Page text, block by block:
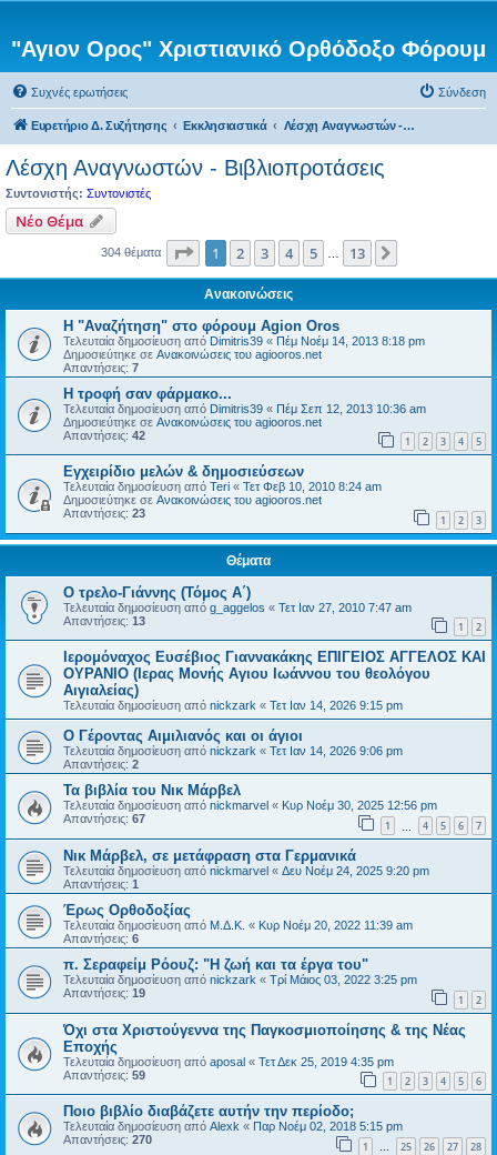
"Αγιον Ορος" Χριστιανικό Ορθόδοξο Φόρουμ
Συχνές ερωτήσεις Σύνδεση
Ευρετήριο Δ. Συζήτησης Εκκλησιαστικά Λέσχη Αναγνωστών - Βιβλιοπροτάσεις
Λέσχη Αναγνωστών - Βιβλιοπροτάσεις
Συντονιστής: Συντονιστές
Νέο Θέμα
304 θέματα Σελίδα από13
1 2 3 4 5 13
Ανακοινώσεις
Η "Αναζήτηση" στο φόρουμ Agion Oros
Τελευταία δημοσίευση από Dimitris39 « Πέμ Νοέμ 14, 2013 8:18 pm
Δημοσιεύτηκε σε Ανακοινώσεις του agiooros.net
Απαντήσεις: 7
H τροφή σαν φάρμακο...
Τελευταία δημοσίευση από Dimitris39 « Πέμ Σεπ 12, 2013 10:36 am
Δημοσιεύτηκε σε Ανακοινώσεις του agiooros.net
Απαντήσεις: 42 1 2 3 4 5
Εγχειρίδιο μελών & δημοσιεύσεων
Τελευταία δημοσίευση από Teri « Τετ Φεβ 10, 2010 8:24 am
Δημοσιεύτηκε σε Ανακοινώσεις του agiooros.net
Απαντήσεις: 23 1 2 3
Θέματα
Ο τρελο-Γιάννης (Τόμος Α΄)
Τελευταία δημοσίευση από g_aggelos « Τετ Ιαν 27, 2010 7:47 am
Απαντήσεις: 13 1 2
Ιερομόναχος Ευσέβιος Γιαννακάκης ΕΠΙΓΕΙΟΣ ΑΓΓΕΛΟΣ ΚΑΙ
ΟΥΡΑΝΙΟ (Ιερας Μονής Αγιου Ιωάννου του θεολόγου
Αιγιαλείας)
Τελευταία δημοσίευση από nickzark « Τετ Ιαν 14, 2026 9:15 pm
Ο Γέροντας Αιμιλιανός και οι άγιοι
Τελευταία δημοσίευση από nickzark « Τετ Ιαν 14, 2026 9:06 pm
Απαντήσεις: 2
Τα βιβλία του Νικ Μάρβελ
Τελευταία δημοσίευση από nickmarvel « Κυρ Νοέμ 30, 2025 12:56 pm
Απαντήσεις: 67 1 4 5 6 7
Νικ Μάρβελ, σε μετάφραση στα Γερμανικά
Τελευταία δημοσίευση από nickmarvel « Δευ Νοέμ 24, 2025 9:20 pm
Απαντήσεις: 1
Έρως Ορθοδοξίας
Τελευταία δημοσίευση από Μ.Δ.Κ. « Κυρ Νοέμ 20, 2022 11:39 am
Απαντήσεις: 6
π. Σεραφείμ Ρόουζ: "Η ζωή και τα έργα του"
Τελευταία δημοσίευση από nickzark « Τρί Μάιος 03, 2022 3:25 pm
Απαντήσεις: 19 1 2
Όχι στα Χριστούγεννα της Παγκοσμιοποίησης & της Νέας
Εποχής
Τελευταία δημοσίευση από aposal « Τετ Δεκ 25, 2019 4:35 pm
Απαντήσεις: 59 1 2 3 4 5 6
Ποιο βιβλίο διαβάζετε αυτήν την περίοδο;
Τελευταία δημοσίευση από Alexk « Παρ Νοέμ 02, 2018 5:15 pm
Απαντήσεις: 270 1 … 25 26 27 28